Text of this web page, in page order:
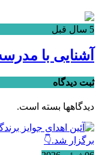
5 سال قبل
آشنایی با
ثبت دیدگاه
دیدگاهها بسته است.